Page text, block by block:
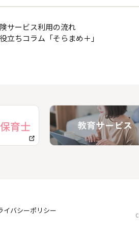
サービス利用の流れ
立ちコラム「そらまめ＋」
イバシーポリシー